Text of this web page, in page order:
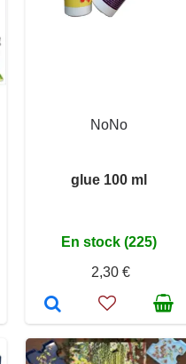
NoNo
glue 100 ml
En stock (225)
2,30 €